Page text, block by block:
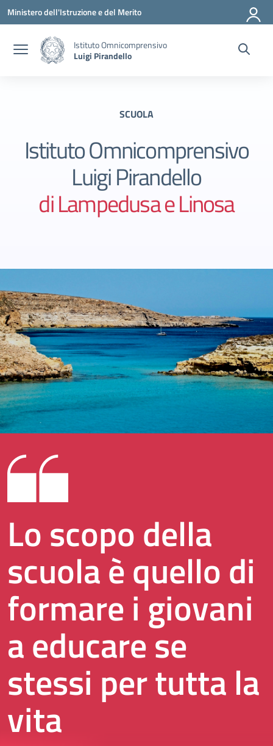
Vai ai contenuti
Vai al menu di navigazione
Vai al footer
Ministero dell'Istruzione e del Merito
Istituto Omnicomprensivo
Luigi Pirandello
SCUOLA
Istituto Omnicomprensivo
Luigi Pirandello
di Lampedusa e Linosa
Lo scopo della
scuola è quello di
formare i giovani
a educare se
stessi per tutta la
vita